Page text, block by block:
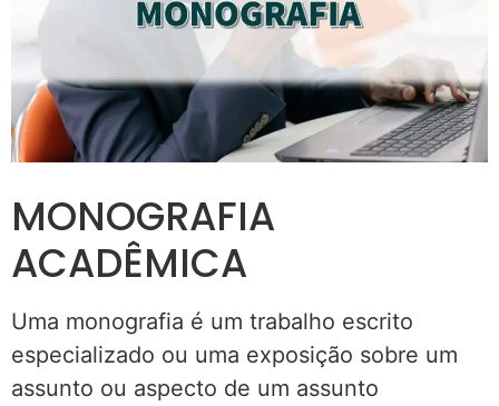
MONOGRAFIA
ACADÊMICA
Uma monografia é um trabalho escrito
especializado ou uma exposição sobre um
assunto ou aspecto de um assunto